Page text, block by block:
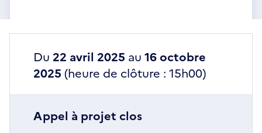
Du 22 avril 2025 au 16 octobre
2025 (heure de clôture : 15h00)
Appel à projet clos